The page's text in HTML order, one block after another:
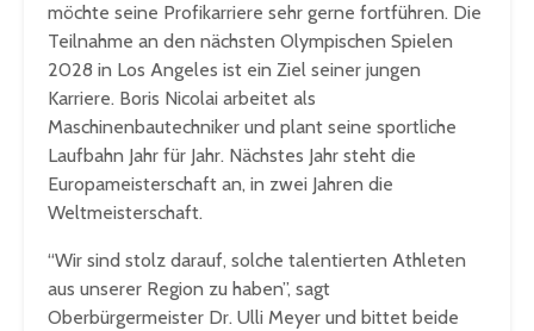
möchte seine Profikarriere sehr gerne fortführen. Die
Teilnahme an den nächsten Olympischen Spielen
2028 in Los Angeles ist ein Ziel seiner jungen
Karriere. Boris Nicolai arbeitet als
Maschinenbautechniker und plant seine sportliche
Laufbahn Jahr für Jahr. Nächstes Jahr steht die
Europameisterschaft an, in zwei Jahren die
Weltmeisterschaft.
“Wir sind stolz darauf, solche talentierten Athleten
aus unserer Region zu haben”, sagt
Oberbürgermeister Dr. Ulli Meyer und bittet beide